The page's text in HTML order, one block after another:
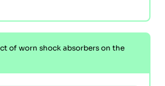
of worn shock absorbers on the